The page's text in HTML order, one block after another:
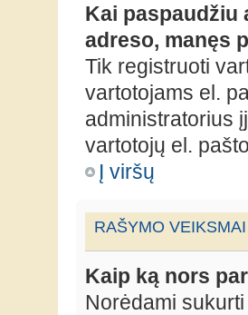
Kai
adreso, manęs
Tik registruoti
vartotojams el.
administratorius
vartotojų el.
Į viršų
RAŠYMO VEIKSMAI
Kaip ką nors
Norėdami